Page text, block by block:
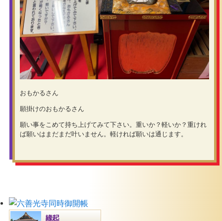
おもかるさん
願掛けのおもかるさん
願い事をこめて持ち上げてみて下さい。重いか？軽いか？重けれ
ば願いはまだまだ叶いません。軽ければ願いは通じます。